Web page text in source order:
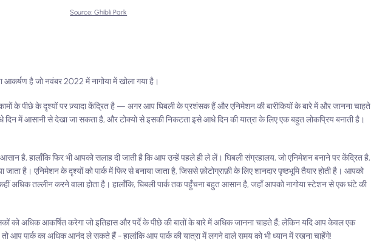
Source: Ghibli Park
आकर्षण है जो नवंबर 2022 में नागोया में खोला गया है।
के पीछे के दृश्यों पर ज़्यादा केंद्रित है — अगर आप घिबली के प्रशंसक हैं और एनिमेशन की बारीकियों के बारे में और जानना चाहते
में आसानी से देखा जा सकता है, और टोक्यो से इसकी निकटता इसे आधे दिन की यात्रा के लिए एक बहुत लोकप्रिय बनाती है।
है, हालाँकि फिर भी आपको सलाह दी जाती है कि आप उन्हें पहले ही ले लें। घिबली संग्रहालय, जो एनिमेशन बनाने पर केंद्रित है,
जाता है। एनिमेशन के दृश्यों को पार्क में फिर से बनाया जाता है, जिससे फ़ोटोग्राफ़ी के लिए शानदार पृष्ठभूमि तैयार होती है। आपको
अधिक तल्लीन करने वाला होता है। हालाँकि, घिबली पार्क तक पहुँचना बहुत आसान है, जहाँ आपको नागोया स्टेशन से एक घंटे की
को अधिक आकर्षित करेगा जो इतिहास और पर्दे के पीछे की बातों के बारे में अधिक जानना चाहते हैं; लेकिन यदि आप केवल एक
पार्क का अधिक आनंद ले सकते हैं - हालांकि आप पार्क की यात्रा में लगने वाले समय को भी ध्यान में रखना चाहेंगे!